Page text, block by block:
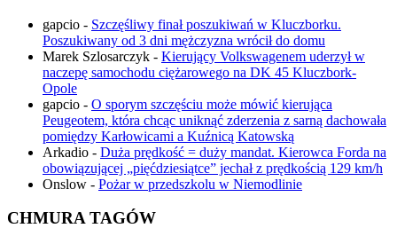
gapcio - Szczęśliwy finał poszukiwań w Kluczborku.
Poszukiwany od 3 dni mężczyzna wrócił do domu
Marek Szlosarczyk - Kierujący Volkswagenem uderzył w
naczepę samochodu ciężarowego na DK 45 Kluczbork-
Opole
gapcio - O sporym szczęściu może mówić kierująca
Peugeotem, która chcąc uniknąć zderzenia z sarną dachowała
pomiędzy Karłowicami a Kuźnicą Katowską
Arkadio - Duża prędkość = duży mandat. Kierowca Forda na
obowiązującej „pięćdziesiątce” jechał z prędkością 129 km/h
Onslow - Pożar w przedszkolu w Niemodlinie
CHMURA TAGÓW